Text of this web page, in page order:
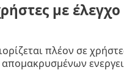
με έλεγχο
πλέον σε